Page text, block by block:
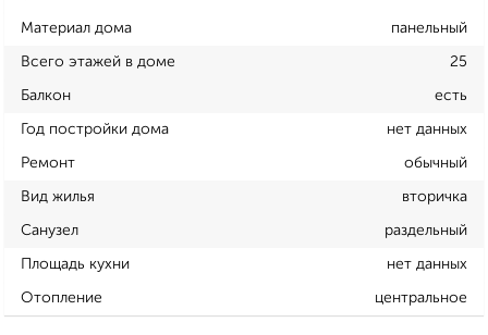
Материал дома панельный
Всего этажей в доме 25
Балкон есть
Год постройки дома нет данных
Ремонт обычный
Вид жилья вторичка
Санузел раздельный
Площадь кухни нет данных
Отопление центральное